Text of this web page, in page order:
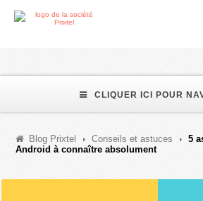
CLIQUER ICI POUR
Blog Prixtel Conseils et astuces
5
Android à connaître absolument